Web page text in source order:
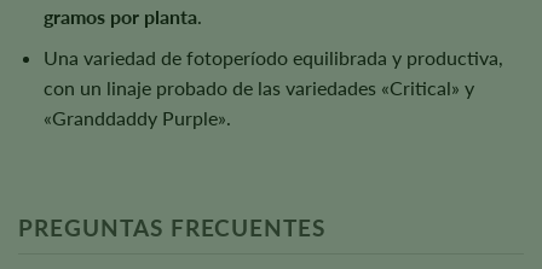
gramos por planta.
Una variedad de fotoperíodo equilibrada y productiva,
con un linaje probado de las variedades «Critical» y
«Granddaddy Purple».
PREGUNTAS FRECUENTES